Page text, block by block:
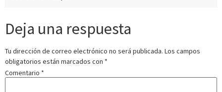
Deja una respuesta
Tu dirección de correo electrónico no será publicada. Los campos
obligatorios están marcados con *
Comentario *